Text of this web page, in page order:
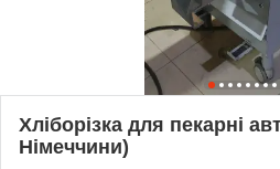
Хліборізка для пекарні
Німеччини)